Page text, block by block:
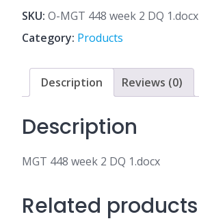
2
DQ
1.docx
quantity
SKU: O-MGT 448 week 2 DQ 1.docx
Category: Products
Description Reviews (0)
Description
MGT 448 week 2 DQ 1.docx
Related products